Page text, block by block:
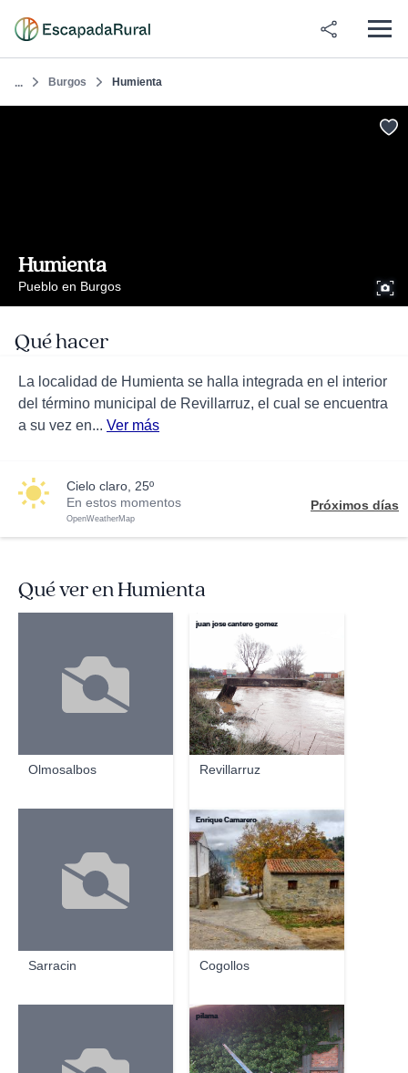
... Burgos Humienta
Humienta
Pueblo en Burgos
Qué hacer
La localidad de Humienta se halla integrada en el interior
del término municipal de Revillarruz, el cual se encuentra
a su vez en... Ver más
cielo claro, 25º
En estos momentos
OpenWeatherMap
Próximos días
Qué ver en Humienta
Olmosalbos Revillarruz
juan jose cantero gomez
Sarracin Cogollos
Enrique Camarero
pilama